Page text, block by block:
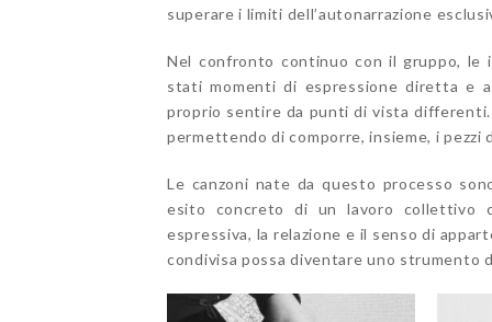
superare i limiti dell’autonarrazione
Nel confronto continuo con il gruppo, le
stati momenti di espressione diretta e
proprio sentire da punti di vista differenti.
permettendo di comporre, insieme, i pezzi
Le canzoni nate da questo processo
esito concreto di un lavoro collettivo
espressiva, la relazione e il senso di
condivisa possa diventare uno strumento